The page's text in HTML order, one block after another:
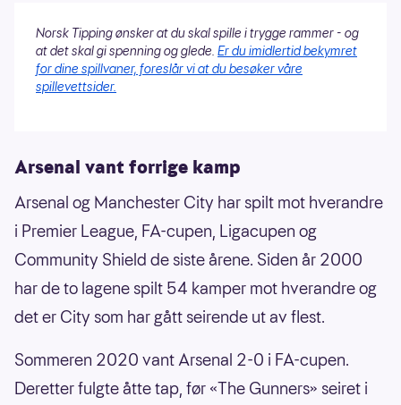
Norsk Tipping ønsker at du skal spille i trygge rammer - og
at det skal gi spenning og glede. Er du imidlertid bekymret
for dine spillvaner, foreslår vi at du besøker våre
spillevettsider.
Arsenal vant forrige kamp
Arsenal og Manchester City har spilt mot hverandre
i Premier League, FA-cupen, Ligacupen og
Community Shield de siste årene. Siden år 2000
har de to lagene spilt 54 kamper mot hverandre og
det er City som har gått seirende ut av flest.
Sommeren 2020 vant Arsenal 2-0 i FA-cupen.
Deretter fulgte åtte tap, før «The Gunners» seiret i